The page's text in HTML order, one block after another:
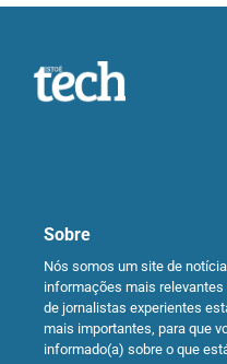
Sobre
Nós somos um site de
informações mais
de jornalistas experientes
mais importantes, para que
informado(a) sobre o que